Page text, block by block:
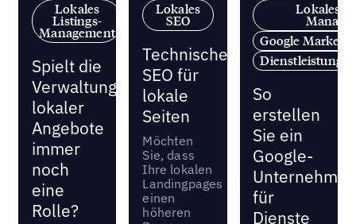
Lokales
Listings-
Management
Spielt die
Verwaltung
lokaler
Angebote
immer
noch
eine
Rolle?
Lokales
SEO
Technisches
SEO für
lokale
Seiten
Möchten
Sie, dass
Ihre lokalen
Landingpages
einen
höheren
Lokales
Google
So
erstellen
Sie ein
Google-
für
Dienste